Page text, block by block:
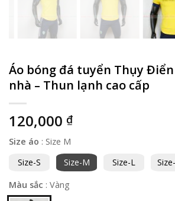
Áo bóng đá tuyển Thụy Điển
nhà – Thun lạnh cao cấp
120,000 ₫
Size áo : Size M
Size-S
Size-M Size-L
Màu sắc : Vàng